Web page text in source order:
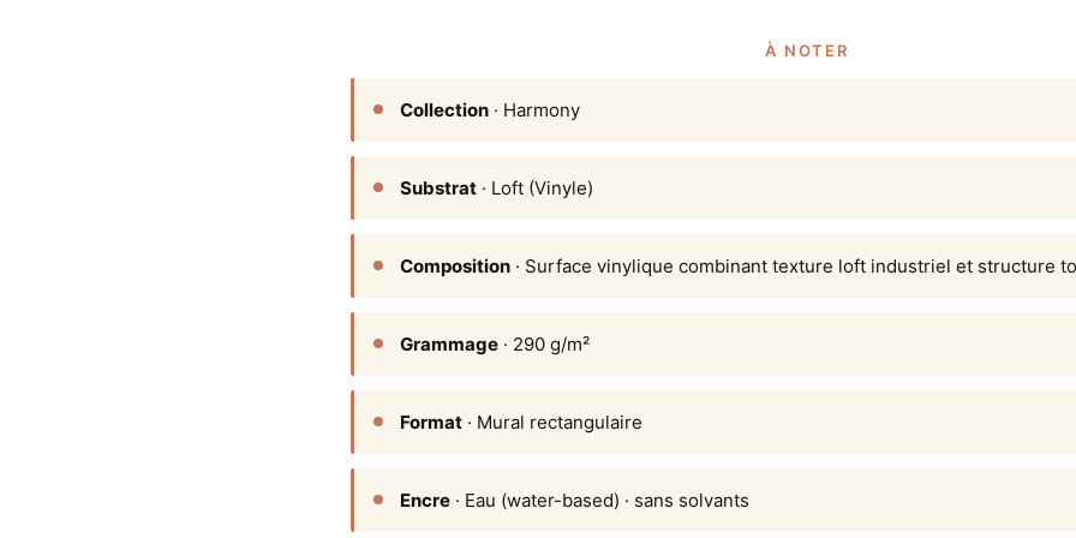
À NOTER
Collection · Harmony
Substrat · Loft (Vinyle)
Composition · Surface vinylique combinant texture loft industriel et structure
Grammage · 290 g/m²
Format · Mural rectangulaire
Encre · Eau (water-based) · sans solvants